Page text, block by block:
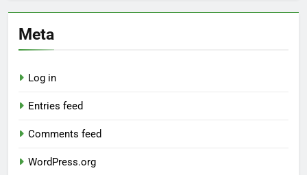
Meta
Log in
Entries feed
Comments feed
WordPress.org